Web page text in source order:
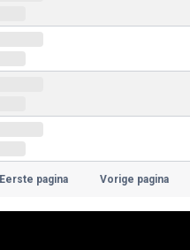
Eerste pagina Vorige pagina